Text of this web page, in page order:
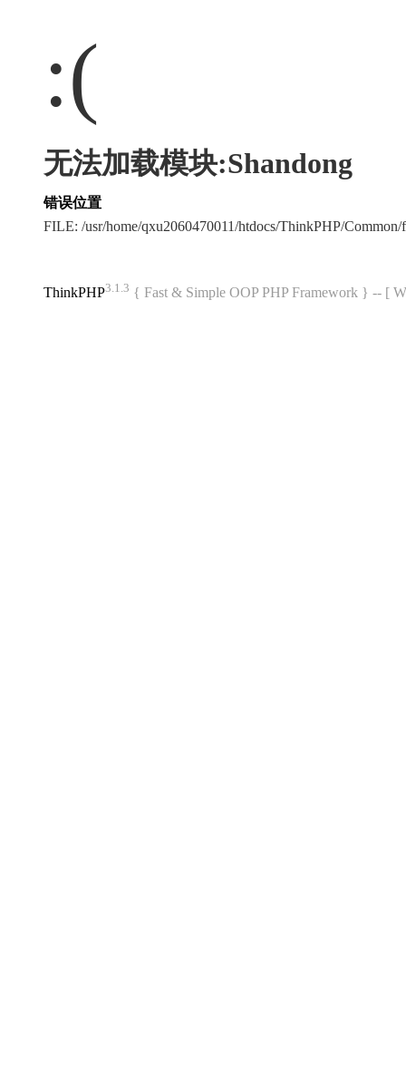
:(
无法加载模块:Shandong
错误位置
FILE: /usr/home/qxu2060470011/htdocs/ThinkPHP/
ThinkPHP3.1.3 { Fast & Simple OOP PHP Framework } -- [